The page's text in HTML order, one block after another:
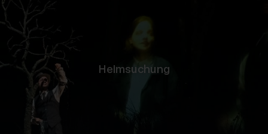
Heimsuchung